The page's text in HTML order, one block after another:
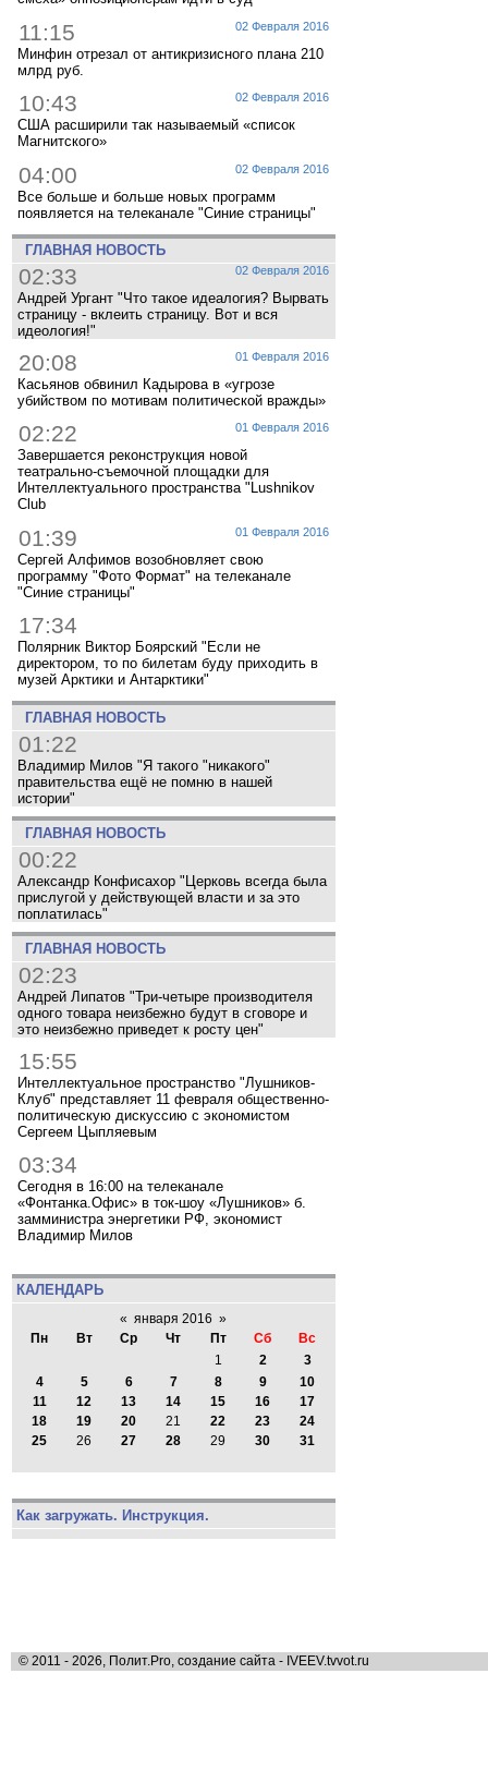
02 Февраля 2016
11:15
Минфин отрезал от антикризисного плана 210
млрд руб.
02 Февраля 2016
10:43
США расширили так называемый «список
Магнитского»
02 Февраля 2016
04:00
Все больше и больше новых программ
появляется на телеканале "Синие страницы"
ГЛАВНАЯ НОВОСТЬ
02 Февраля 2016
02:33
Андрей Ургант "Что такое идеалогия? Вырвать
страницу - вклеить страницу. Вот и вся
идеология!"
01 Февраля 2016
20:08
Касьянов обвинил Кадырова в «угрозе
убийством по мотивам политической вражды»
01 Февраля 2016
02:22
Завершается реконструкция новой
театрально-съемочной площадки для
Интеллектуального пространства "Lushnikov
Club
01 Февраля 2016
01:39
Сергей Алфимов возобновляет свою
программу "Фото Формат" на телеканале
"Синие страницы"
17:34
Полярник Виктор Боярский "Если не
директором, то по билетам буду приходить в
музей Арктики и Антарктики"
ГЛАВНАЯ НОВОСТЬ
01:22
Владимир Милов "Я такого "никакого"
правительства ещё не помню в нашей
истории"
ГЛАВНАЯ НОВОСТЬ
00:22
Александр Конфисахор "Церковь всегда была
прислугой у действующей власти и за это
поплатилась"
ГЛАВНАЯ НОВОСТЬ
02:23
Андрей Липатов "Три-четыре производителя
одного товара неизбежно будут в сговоре и
это неизбежно приведет к росту цен"
15:55
Интеллектуальное пространство "Лушников-
Клуб" представляет 11 февраля общественно-
политическую дискуссию с экономистом
Сергеем Цыпляевым
03:34
Сегодня в 16:00 на телеканале
«Фонтанка.Офис» в ток-шоу «Лушников» б.
замминистра энергетики РФ, экономист
Владимир Милов
КАЛЕНДАРЬ
« января 2016 »
Пн
Вт Ср Чт Пт Сб
Вс
1
2
3
4
5 6 7 8 9
10
11
12 13 14 15 16
17
18
19 20 21 22 23
24
25
26 27 28 29 30 31
Как загружать. Инструкция.
© 2011 - 2026, Полит.Pro, создание сайта - IVEEV.tvvot.ru